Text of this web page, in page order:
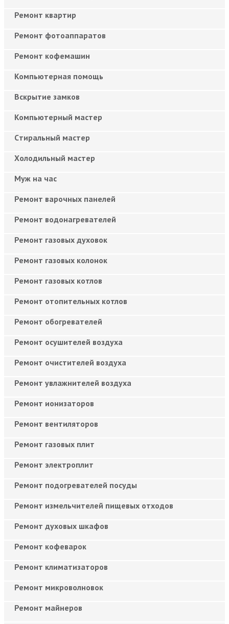
Ремонт квартир
Ремонт фотоаппаратов
Ремонт кофемашин
Компьютерная помощь
Вскрытие замков
Компьютерный мастер
Cтиральный мастер
Холодильный мастер
Муж на час
Ремонт варочных панелей
Ремонт водонагревателей
Ремонт газовых духовок
Ремонт газовых колонок
Ремонт газовых котлов
Ремонт отопительных котлов
Ремонт обогревателей
Ремонт осушителей воздуха
Ремонт очистителей воздуха
Ремонт увлажнителей воздуха
Ремонт ионизаторов
Ремонт вентиляторов
Ремонт газовых плит
Ремонт электроплит
Ремонт подогревателей посуды
Ремонт измельчителей пищевых отходов
Ремонт духовых шкафов
Ремонт кофеварок
Ремонт климатизаторов
Ремонт микроволновок
Ремонт майнеров